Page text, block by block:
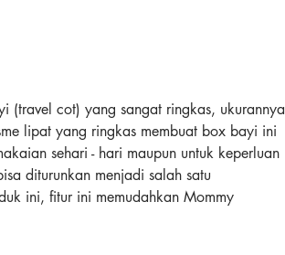
(travel cot) yang sangat ringkas, ukurannya
lipat yang ringkas membuat box bayi ini
sehari - hari maupun untuk keperluan
diturunkan menjadi salah satu
ini, fitur ini memudahkan Mommy